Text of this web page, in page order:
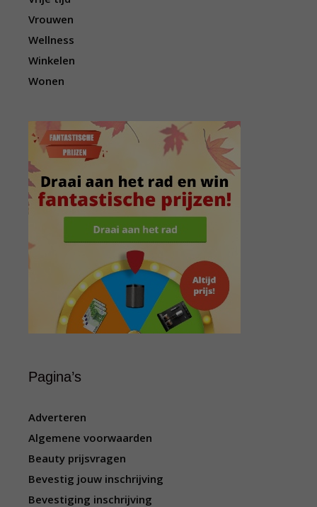
Vrouwen
Wellness
Winkelen
Wonen
Pagina’s
Adverteren
Algemene voorwaarden
Beauty prijsvragen
Bevestig jouw inschrijving
Bevestiging inschrijving